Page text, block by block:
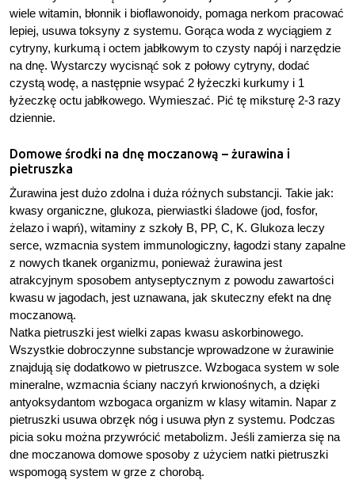
wiele witamin, błonnik i bioflawonoidy, pomaga nerkom pracować
lepiej, usuwa toksyny z systemu. Gorąca woda z wyciągiem z
cytryny, kurkumą i octem jabłkowym to czysty napój i narzędzie
na dnę. Wystarczy wycisnąć sok z połowy cytryny, dodać
czystą wodę, a następnie wsypać 2 łyżeczki kurkumy i 1
łyżeczkę octu jabłkowego. Wymieszać. Pić tę miksturę 2-3 razy
dziennie.
Domowe środki na dnę moczanową – żurawina i
pietruszka
Żurawina jest dużo zdolna i duża różnych substancji. Takie jak:
kwasy organiczne, glukoza, pierwiastki śladowe (jod, fosfor,
żelazo i wapń), witaminy z szkoły B, PP, C, K. Glukoza leczy
serce, wzmacnia system immunologiczny, łagodzi stany zapalne
z nowych tkanek organizmu, ponieważ żurawina jest
atrakcyjnym sposobem antyseptycznym z powodu zawartości
kwasu w jagodach, jest uznawana, jak skuteczny efekt na dnę
moczanową.
Natka pietruszki jest wielki zapas kwasu askorbinowego.
Wszystkie dobroczynne substancje wprowadzone w żurawinie
znajdują się dodatkowo w pietruszce. Wzbogaca system w sole
mineralne, wzmacnia ściany naczyń krwionośnych, a dzięki
antyoksydantom wzbogaca organizm w klasy witamin. Napar z
pietruszki usuwa obrzęk nóg i usuwa płyn z systemu. Podczas
picia soku można przywrócić metabolizm. Jeśli zamierza się na
dne moczanowa domowe sposoby z użyciem natki pietruszki
wspomogą system w grze z chorobą.